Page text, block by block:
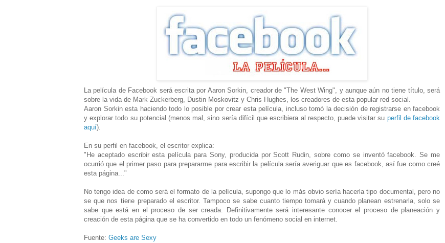
La película de Facebook será escrita por Aaron Sorkin, creador de "The West Wing", y aunque aún no tiene título, será
sobre la vida de Mark Zuckerberg, Dustin Moskovitz y Chris Hughes, los creadores de esta popular red social.
Aaron Sorkin esta haciendo todo lo posible por crear esta película, incluso tomó la decisión de registrarse en facebook
y explorar todo su potencial (menos mal, sino sería difícil que escribiera al respecto, puede visitar su perfil de facebook
aquí).
En su perfil en facebook, el escritor explica:
"He aceptado escribir esta película para Sony, producida por Scott Rudin, sobre como se inventó facebook. Se me
ocurrió que el primer paso para prepararme para escribir la película sería averiguar que es facebook, así fue como creé
esta página..."
No tengo idea de como será el formato de la película, supongo que lo más obvio sería hacerla tipo documental, pero no
se que nos tiene preparado el escritor. Tampoco se sabe cuanto tiempo tomará y cuando planean estrenarla, solo se
sabe que está en el proceso de ser creada. Definitivamente será interesante conocer el proceso de planeación y
creación de esta página que se ha convertido en todo un fenómeno social en internet.
Fuente: Geeks are Sexy